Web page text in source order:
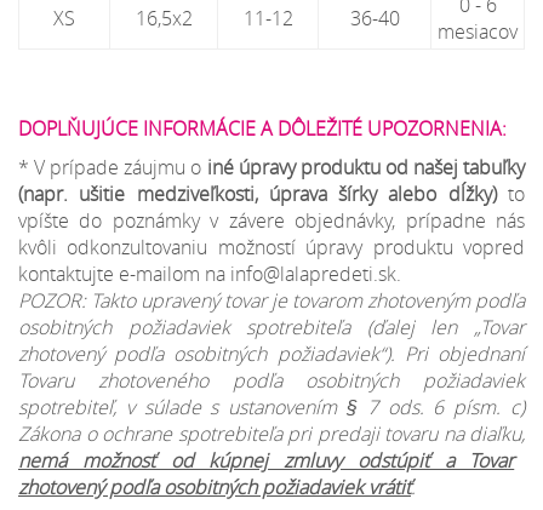
XS 16,5x2 11-12 36-40
mesiacov
DOPLŇUJÚCE INFORMÁCIE A DÔLEŽITÉ UPOZORNENIA:
* V prípade záujmu o iné úpravy produktu od našej tabuľky
(napr. ušitie medziveľkosti, úprava šírky alebo dĺžky)to
vpíšte do poznámky v závere objednávky, prípadne nás
kvôli odkonzultovaniu možností úpravy produktu vopred
kontaktujte e-mailom na info@lalapredeti.sk.
POZOR: Takto upravený tovar je tovarom zhotoveným podľa
osobitných požiadaviek spotrebiteľa (ďalej len „Tovar
zhotovený podľa osobitných požiadaviek“). Pri objednaní
Tovaru zhotoveného podľa osobitných požiadaviek
spotrebiteľ, v súlade s ustanovením § 7 ods. 6 písm. c)
Zákona o ochrane spotrebiteľa pri predaji tovaru na diaľku,
nemá možnosť od kúpnej zmluvy odstúpiť a Tovar
zhotovený podľa osobitných požiadaviek vrátiť.